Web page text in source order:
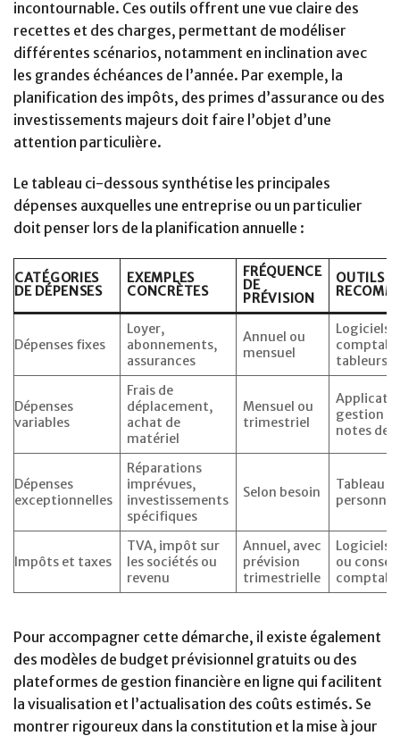
incontournable. Ces outils offrent une vue claire des
recettes et des charges, permettant de modéliser
différentes scénarios, notamment en inclination avec
les grandes échéances de l’année. Par exemple, la
planification des impôts, des primes d’assurance ou des
investissements majeurs doit faire l’objet d’une
attention particulière.
Le tableau ci-dessous synthétise les principales
dépenses auxquelles une entreprise ou un particulier
doit penser lors de la planification annuelle :
CATÉGORIES
DE DÉPENSES
EXEMPLES
CONCRÈTES
FRÉQUENCE
DE
PRÉVISION
OUTILS
Dépenses fixes
Loyer,
abonnements,
assurances
Annuel ou
mensuel
Logiciels
tableurs
Dépenses
variables
Frais de
déplacement,
achat de
matériel
Mensuel ou
trimestriel
gestion
notes de
Dépenses
exceptionnelles
Réparations
imprévues,
investissements
spécifiques
Selon besoin
Tableau
Impôts et taxes
TVA, impôt sur
les sociétés ou
revenu
Annuel, avec
prévision
trimestrielle
Logiciels
ou
Pour accompagner cette démarche, il existe également
des modèles de budget prévisionnel gratuits ou des
plateformes de gestion financière en ligne qui facilitent
la visualisation et l’actualisation des coûts estimés. Se
montrer rigoureux dans la constitution et la mise à jour